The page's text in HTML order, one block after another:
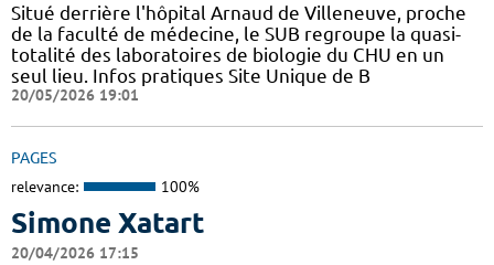
Situé derrière l'hôpital Arnaud de Villeneuve, proche
de la faculté de médecine, le SUB regroupe la quasi-
totalité des laboratoires de biologie du CHU en un
seul lieu. Infos pratiques Site Unique de B
20/05/2026 19:01
PAGES
relevance: 100%
Simone Xatart
20/04/2026 17:15